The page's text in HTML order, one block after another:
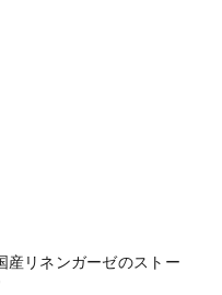
産リネンガーゼのストー